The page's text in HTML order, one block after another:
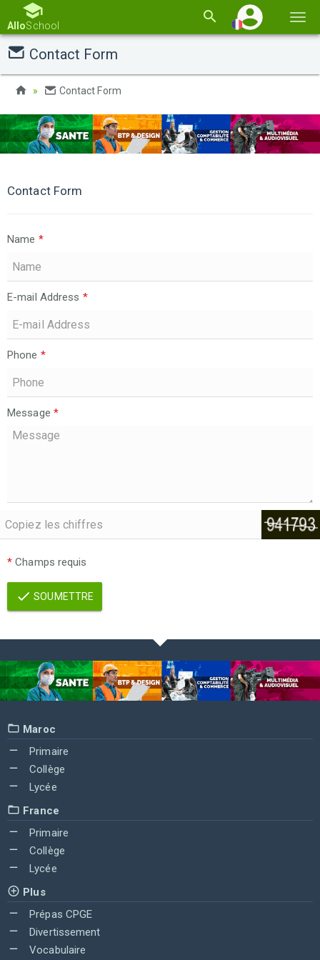
la
AlloSchool
Contact Form
Contact Form
Contact Form
Name *
E-mail Address *
Phone *
Message *
* Champs requis
SOUMETTRE
Maroc
Primaire
Collège
Lycée
France
Primaire
Collège
Lycée
Plus
Prépas CPGE
Divertissement
Vocabulaire